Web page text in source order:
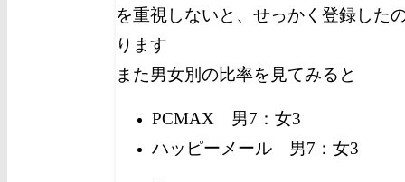
を重視しないと、せっかく登録した
ります
また男女別の比率を見てみると
PCMAX 男7：女3
ハッピーメール 男7：女3